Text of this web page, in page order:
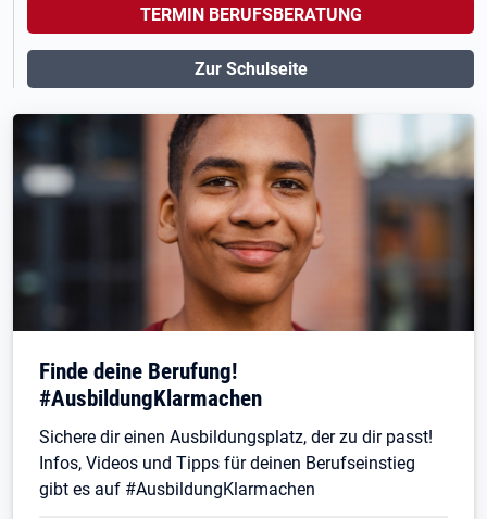
TERMIN BERUFSBERATUNG
Zur Schulseite
Finde deine Berufung!
#AusbildungKlarmachen
Sichere dir einen Ausbildungsplatz, der zu dir passt!
Infos, Videos und Tipps für deinen Berufseinstieg
gibt es auf #AusbildungKlarmachen